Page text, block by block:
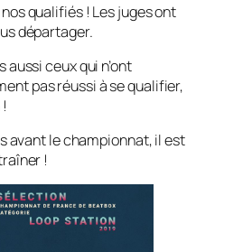
qualifiés ! Les juges ont
départager.
ceux qui n’ont
pas réussi à se qualifier,
avant le championnat, il est
!